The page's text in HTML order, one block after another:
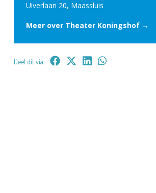
Uiverlaan 20, Maassluis
Meer over Theater Koningshof →
Deel dit via: